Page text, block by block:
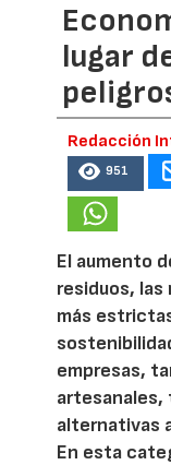
lugar
Redacción
951
El aumento
residuos,
más
empresas,
artesanales,
alternativas
En esta